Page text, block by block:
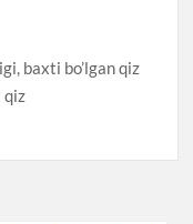
baxti bo’lgan qiz
qiz